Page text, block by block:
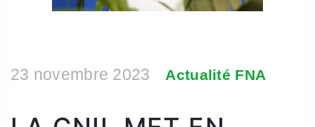
23 novembre 2023 Actualité FNA